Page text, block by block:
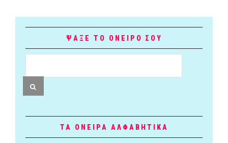
ΨΑΞΕ ΤΟ ΟΝΕΙΡΟ ΣΟΥ
ΤΑ ΟΝΕΙΡΑ ΑΛΦΑΒΗΤΙΚΑ